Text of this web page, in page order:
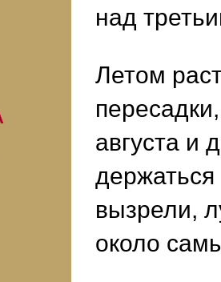
над
Летом
августа и
вызрели,
около